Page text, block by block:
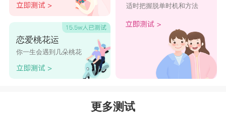
恋爱桃花运
你一生会遇到几朵桃花
适时把握脱单时机和方法
更多测试